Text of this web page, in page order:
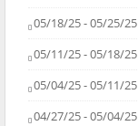
05/18/25 - 05/25/25
05/11/25 - 05/18/25
05/04/25 - 05/11/25
04/27/25 - 05/04/25